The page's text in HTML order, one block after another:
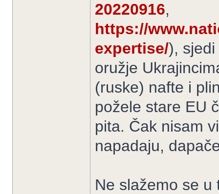
20220916,
https://
expertise/),
oružje
(ruske) nafte i
požele stare EU
pita. Čak nisam
napadaju,
Ne slažemo se u